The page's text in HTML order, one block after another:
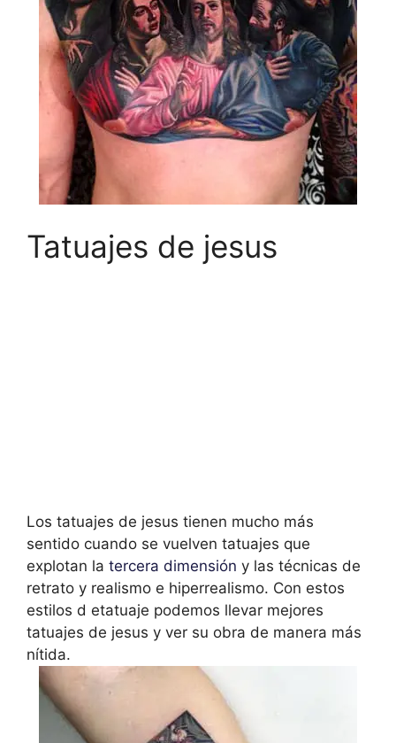
Tatuajes de jesus
Los tatuajes de jesus tienen mucho más
sentido cuando se vuelven tatuajes que
explotan la tercera dimensión y las técnicas de
retrato y realismo e hiperrealismo. Con estos
estilos d etatuaje podemos llevar mejores
tatuajes de jesus y ver su obra de manera más
nítida.